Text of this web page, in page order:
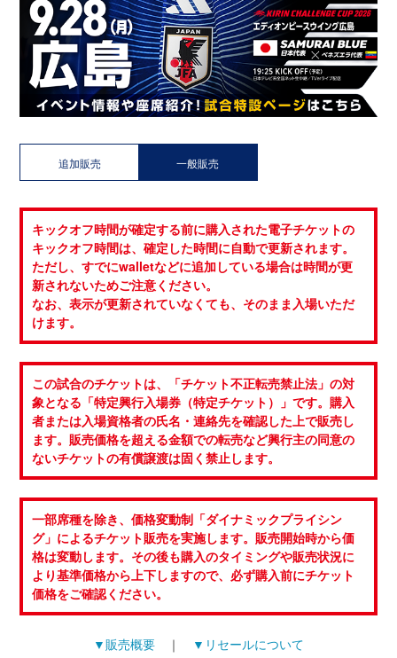
追加販売 一般販売
キックオフ時間が確定する前に購入された電子チケットの
キックオフ時間は、確定した時間に自動で更新されます。
ただし、すでにwalletなどに追加している場合は時間が更
新されないためご注意ください。
なお、表示が更新されていなくても、そのまま入場いただ
けます。
この試合のチケットは、「チケット不正転売禁止法」の対
象となる「特定興行入場券（特定チケット）」です。購入
者または入場資格者の氏名・連絡先を確認した上で販売し
ます。販売価格を超える金額での転売など興行主の同意の
ないチケットの有償譲渡は固く禁止します。
一部席種を除き、価格変動制「ダイナミックプライシン
グ」によるチケット販売を実施します。販売開始時から価
格は変動します。その後も購入のタイミングや販売状況に
より基準価格から上下しますので、必ず購入前にチケット
価格をご確認ください。
▼販売概要 ｜ ▼リセールについて